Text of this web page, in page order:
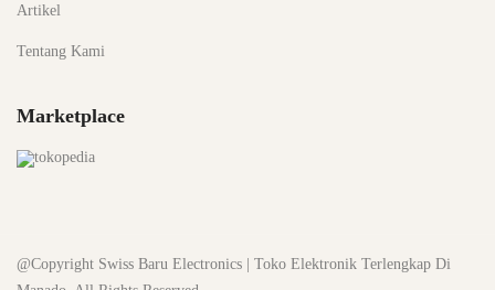
Artikel
Tentang Kami
Marketplace
@Copyright Swiss Baru Electronics | Toko Elektronik Terlengkap Di